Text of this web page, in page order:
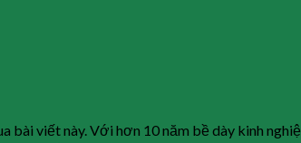
viết này. Với hơn 10 năm bề dày kinh